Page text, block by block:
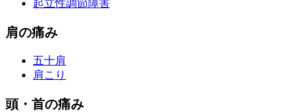
起立性調節障害
肩の痛み
五十肩
肩こり
頭・首の痛み